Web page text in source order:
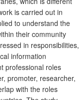
is carried out in
to understand the
their community
in responsibilities,
information
professional roles
promoter, researcher,
with the roles